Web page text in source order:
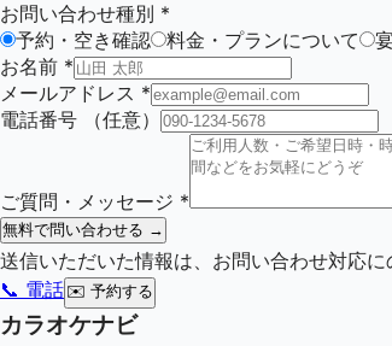
お問い合わせ種別 *
予約・空き確認
料金・プランについて
お名前 *
メールアドレス *
電話番号
（任意）
ご質問・メッセージ *
無料で問い合わせる →
送信いただいた情報は、お問い合わせ対応に
📞 電話 ✉️ 予約する
カラオケナビ